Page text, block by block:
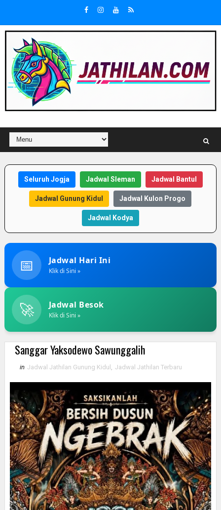
Seluruh Jogja Jadwal Sleman Jadwal Bantul
Jadwal Gunung Kidul Jadwal Kulon Progo
Jadwal Kodya
📅 Jadwal Hari Ini
Klik di Sini »
🚀 Jadwal Besok
Klik di Sini »
Sanggar Yaksodewo Sawunggalih
in Jadwal Jathilan Gunung Kidul Jadwal Jathilan Terbaru